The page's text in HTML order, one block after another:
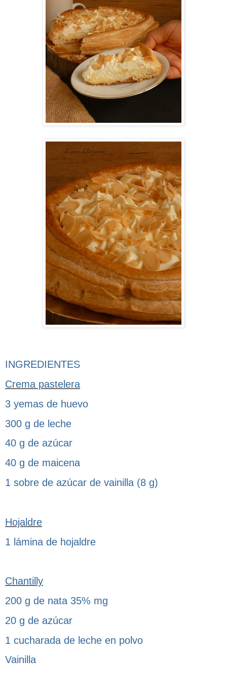
INGREDIENTES
Crema pastelera
3 yemas de huevo
300 g de leche
40 g de azúcar
40 g de maicena
1 sobre de azúcar de vainilla (8 g)
Hojaldre
1 lámina de hojaldre
Chantilly
200 g de nata 35% mg
20 g de azúcar
1 cucharada de leche en polvo
Vainilla